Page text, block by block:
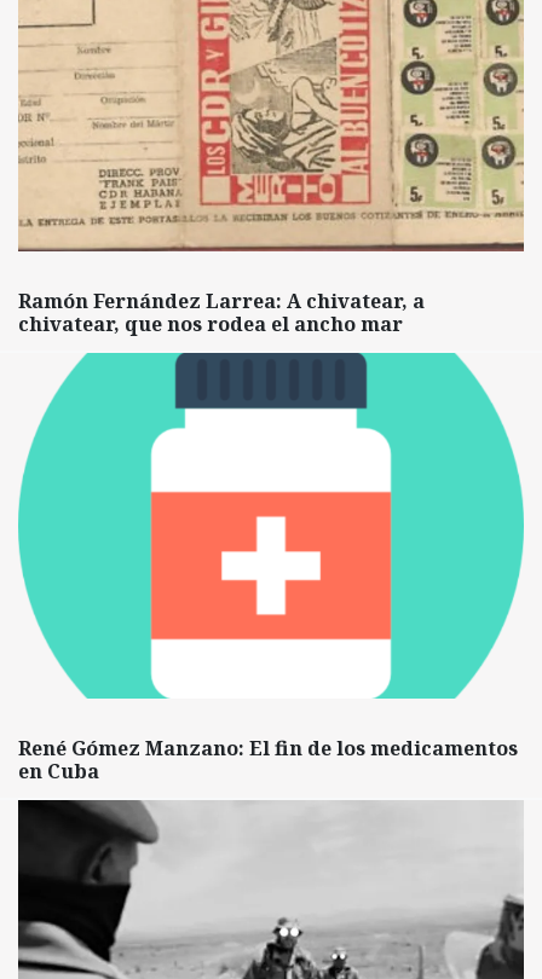
Ramón Fernández Larrea: A chivatear, a
chivatear, que nos rodea el ancho mar
René Gómez Manzano: El fin de los medicamentos
en Cuba